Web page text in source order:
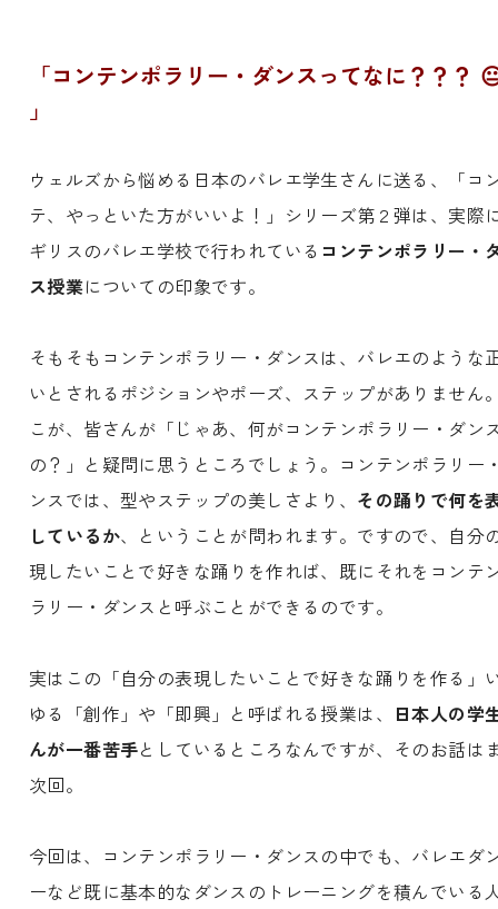
「コンテンポラリー・ダンスってなに？？？
」
ウェルズから悩める日本のバレエ学生さんに送る、「コ
テ、やっといた方がいいよ！」シリーズ第２弾は、実際
ギリスのバレエ学校で行われている コンテンポラリー・
ス授業についての印象です。
そもそもコンテンポラリー・ダンスは、バレエのような
いとされるポジションやポーズ、ステップがありません
こが、皆さんが「じゃあ、何がコンテンポラリー・ダン
の？」と疑問に思うところでしょう。コンテンポラリー
ンスでは、型やステップの美しさより、 その踊りで何を
しているか、ということが問われます。ですので、自分
現したいことで好きな踊りを作れば、既にそれをコンテ
ラリー・ダンスと呼ぶことができるのです。
実はこの「自分の表現したいことで好きな踊りを作る」
ゆる「創作」や「即興」と呼ばれる授業は、 日本人の学
んが一番苦手としているところなんですが、そのお話は
次回。
今回は、コンテンポラリー・ダンスの中でも、バレエダ
ーなど既に基本的なダンスのトレーニングを積んでいる